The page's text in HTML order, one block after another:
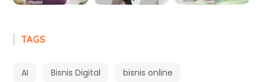
TAGS
AI Bisnis Digital bisnis online